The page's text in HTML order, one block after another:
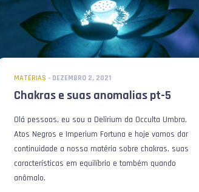
MATÉRIAS - DEZEMBRO 2, 2021
Chakras e suas anomalias pt-5
Olá pessoas, eu sou a Delirium da Occulta Umbra,
Atos Negros e Imperium Fortuna e hoje vamos dar
continuidade a nossa matéria sobre chakras, suas
características em equilíbrio e também quando
anômalo.